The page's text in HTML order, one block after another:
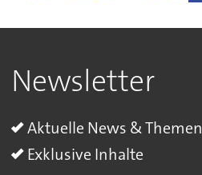
Newsletter
Aktuelle News & Themen
Exklusive Inhalte